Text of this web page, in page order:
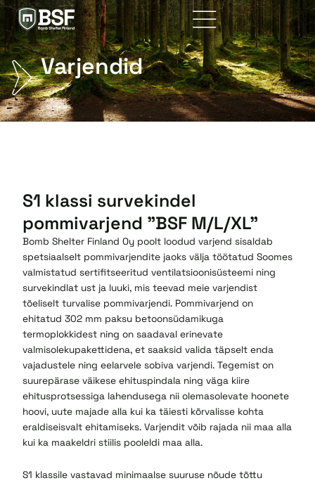
Skip
content
Varjendid
S1 klassi survekindel
pommivarjend "BSF M/L/XL"
Bomb Shelter Finland Oy poolt loodud varjend sisaldab
spetsiaalselt pommivarjendite jaoks välja töötatud Soomes
valmistatud sertifitseeritud ventilatsioonisüsteemi ning
survekindlat ust ja luuki, mis teevad meie varjendist
tõeliselt turvalise pommivarjendi. Pommivarjend on
ehitatud 302 mm paksu betoonsüdamikuga
termoplokkidest ning on saadaval erinevate
valmisolekupakettidena, et saaksid valida täpselt enda
vajadustele ning eelarvele sobiva varjendi. Tegemist on
suurepärase väikese ehituspindala ning väga kiire
ehitusprotsessiga lahendusega nii olemasolevate hoonete
hoovi, uute majade alla kui ka täiesti kõrvalisse kohta
eraldiseisvalt ehitamiseks. Varjendit võib rajada nii maa alla
kui ka maakeldri stiilis pooleldi maa alla.
S1 klassile vastavad minimaalse suuruse nõude tõttu